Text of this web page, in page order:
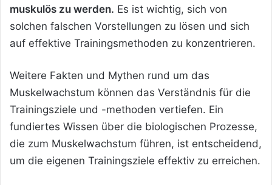
muskulös zu werden. Es ist wichtig, sich von
solchen falschen Vorstellungen zu lösen und sich
auf effektive Trainingsmethoden zu konzentrieren.
Weitere Fakten und Mythen rund um das
Muskelwachstum können das Verständnis für die
Trainingsziele und -methoden vertiefen. Ein
fundiertes Wissen über die biologischen Prozesse,
die zum Muskelwachstum führen, ist entscheidend,
um die eigenen Trainingsziele effektiv zu erreichen.